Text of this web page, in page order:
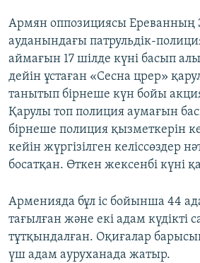
Армян оппозициясы Ереванның
ауданындағы патрульдік-
аймағын 17 шілде күні басып
дейін ұстаған «Сесна црер»
танытып бірнеше күн бойы
Қарулы топ полиция аумағын
бірнеше полиция қызметкерін
кейін жүргізілген келіссөздер
босатқан. Өткен жексенбі күні
Арменияда бұл іс бойынша 44
тағылған және екі адам күдікті
тұтқындалған. Оқиғалар
үш адам ауруханада жатыр.